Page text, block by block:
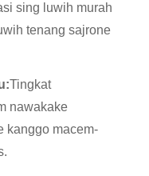
sing luwih murah
tenang sajrone
Tingkat
nawakake
kanggo macem-